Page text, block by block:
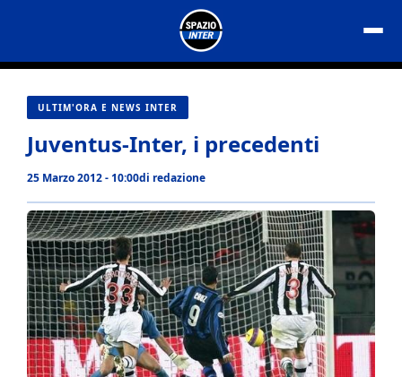
contenuto
ULTIM'ORA E NEWS INTER
Juventus-Inter, i precedenti
25 Marzo 2012 - 10:00di redazione